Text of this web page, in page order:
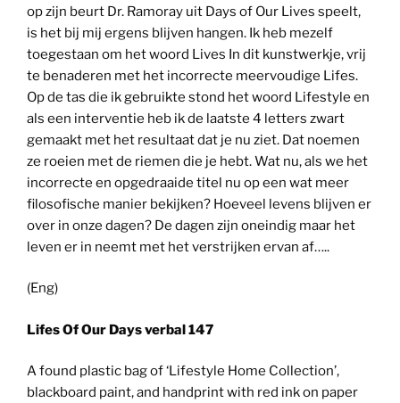
op zijn beurt Dr. Ramoray uit Days of Our Lives speelt,
is het bij mij ergens blijven hangen. Ik heb mezelf
toegestaan om het woord Lives In dit kunstwerkje, vrij
te benaderen met het incorrecte meervoudige Lifes.
Op de tas die ik gebruikte stond het woord Lifestyle en
als een interventie heb ik de laatste 4 letters zwart
gemaakt met het resultaat dat je nu ziet. Dat noemen
ze roeien met de riemen die je hebt. Wat nu, als we het
incorrecte en opgedraaide titel nu op een wat meer
filosofische manier bekijken? Hoeveel levens blijven er
over in onze dagen? De dagen zijn oneindig maar het
leven er in neemt met het verstrijken ervan af…..
(Eng)
Lifes Of Our Days verbal 147
A found plastic bag of ‘Lifestyle Home Collection’,
blackboard paint, and handprint with red ink on paper